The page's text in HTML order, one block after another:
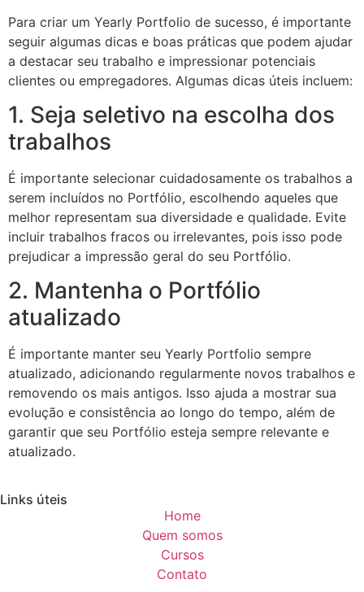
Para criar um Yearly Portfolio de sucesso, é importante
seguir algumas dicas e boas práticas que podem ajudar
a destacar seu trabalho e impressionar potenciais
clientes ou empregadores. Algumas dicas úteis incluem:
1. Seja seletivo na escolha dos
trabalhos
É importante selecionar cuidadosamente os trabalhos a
serem incluídos no Portfólio, escolhendo aqueles que
melhor representam sua diversidade e qualidade. Evite
incluir trabalhos fracos ou irrelevantes, pois isso pode
prejudicar a impressão geral do seu Portfólio.
2. Mantenha o Portfólio
atualizado
É importante manter seu Yearly Portfolio sempre
atualizado, adicionando regularmente novos trabalhos e
removendo os mais antigos. Isso ajuda a mostrar sua
evolução e consistência ao longo do tempo, além de
garantir que seu Portfólio esteja sempre relevante e
atualizado.
Links úteis
Home
Quem somos
Cursos
Contato